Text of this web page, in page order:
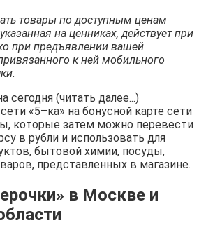
товары по доступным ценам
на ценниках, действует при
при предъявлении вашей
к ней мобильного
сегодня (читать далее...)
«5–ка» на бонусной карте сети
которые затем можно перевести
в рубли и использовать для
бытовой химии, посуды,
представленных в магазине.
в Москве и